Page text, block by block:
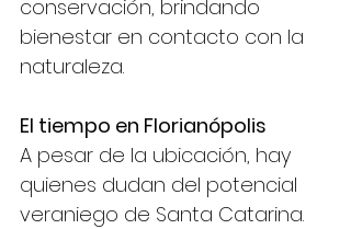
conservación, brindando
bienestar en contacto con la
naturaleza.
El tiempo en Florianópolis
A pesar de la ubicación, hay
quienes dudan del potencial
veraniego de Santa Catarina.